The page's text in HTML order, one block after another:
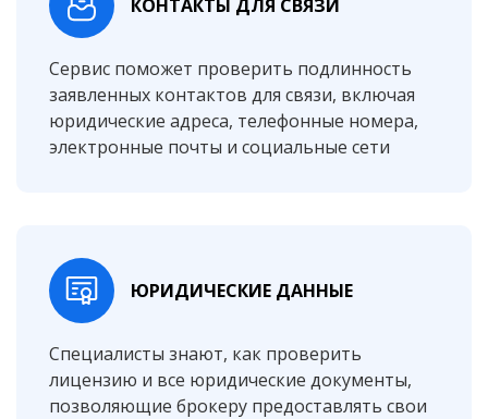
КОНТАКТЫ ДЛЯ СВЯЗИ
Сервис поможет проверить подлинность
заявленных контактов для связи, включая
юридические адреса, телефонные номера,
электронные почты и социальные сети
ЮРИДИЧЕСКИЕ ДАННЫЕ
Специалисты знают, как проверить
лицензию и все юридические документы,
позволяющие брокеру предоставлять свои